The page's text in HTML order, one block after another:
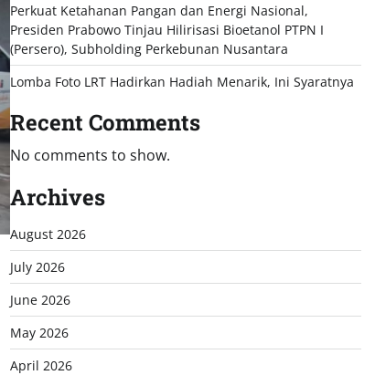
Perkuat Ketahanan Pangan dan Energi Nasional,
Presiden Prabowo Tinjau Hilirisasi Bioetanol PTPN I
(Persero), Subholding Perkebunan Nusantara
Lomba Foto LRT Hadirkan Hadiah Menarik, Ini Syaratnya
Recent Comments
No comments to show.
Archives
August 2026
July 2026
June 2026
May 2026
April 2026